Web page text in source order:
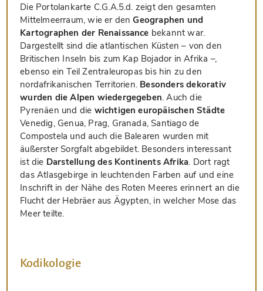
Die Portolankarte C.G.A.5.d. zeigt den gesamten
Mittelmeerraum, wie er denGeographen und
Kartographen der Renaissance bekannt war.
Dargestellt sind die atlantischen Küsten – von den
Britischen Inseln bis zum Kap Bojador in Afrika –,
ebenso ein Teil Zentraleuropas bis hin zu den
nordafrikanischen Territorien. Besonders dekorativ
wurden die Alpen wiedergegeben. Auch die
Pyrenäen und die wichtigen europäischen Städte
Venedig, Genua, Prag, Granada, Santiago de
Compostela und auch die Balearen wurden mit
äußerster Sorgfalt abgebildet. Besonders interessant
ist die Darstellung des Kontinents Afrika. Dort ragt
das Atlasgebirge in leuchtenden Farben auf und eine
Inschrift in der Nähe des Roten Meeres erinnert an die
Flucht der Hebräer aus Ägypten, in welcher Mose das
Meer teilte.
Kodikologie